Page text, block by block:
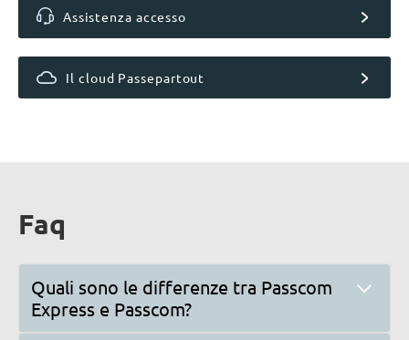
Assistenza accesso
Il cloud Passepartout
Faq
Quali sono le differenze tra Passcom
Express e Passcom?